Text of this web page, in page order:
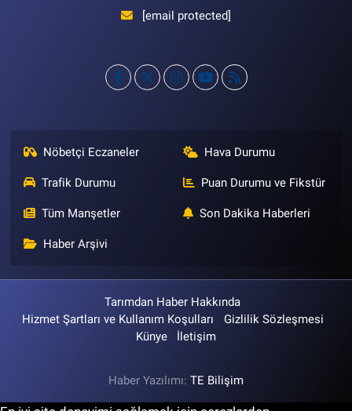
[email protected]
Nöbetçi Eczaneler Hava Durumu
Trafik Durumu Puan Durumu ve Fikstür
Tüm Manşetler Son Dakika Haberleri
Haber Arşivi
Tarımdan Haber Hakkında
Hizmet Şartları ve Kullanım Koşulları
Gizlilik Sözleşmesi
Künye
İletişim
Haber Yazılımı: TE Bilişim